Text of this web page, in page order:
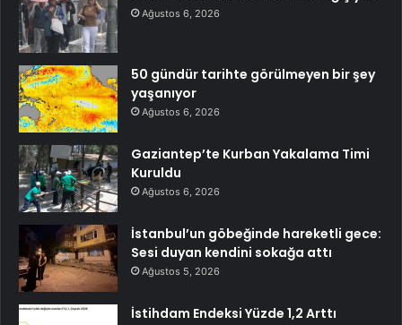
Ağustos 6, 2026
50 gündür tarihte görülmeyen bir şey
yaşanıyor
Ağustos 6, 2026
Gaziantep’te Kurban Yakalama Timi
Kuruldu
Ağustos 6, 2026
İstanbul’un göbeğinde hareketli gece:
Sesi duyan kendini sokağa attı
Ağustos 5, 2026
İstihdam Endeksi Yüzde 1,2 Arttı